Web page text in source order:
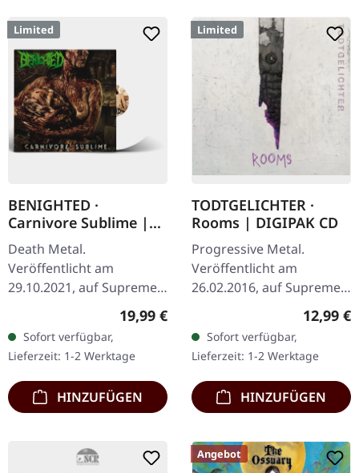
Limited
BENIGHTED ·
Carnivore Sublime |
WHITE LP
Death Metal.
Veröffentlicht am
29.10.2021, auf Supreme
Chaos Records. Weißes
Vinyl. Neuauflage als
hochwertiges Vinyl mit
Original Splatter…
Regulärer Preis:
19,99 €
Sofort verfügbar,
Lieferzeit: 1-2 Werktage
HINZUFÜGEN
Limited
TODTGELICHTER ·
Rooms | DIGIPAK CD
Progressive Metal.
Veröffentlicht am
26.02.2016, auf Supreme
Chaos Records. Limitierte
Hinreißender Avantgarde
Black Metal mit…
12,99 €
Sofort verfügbar,
Lieferzeit: 1-2 Werktage
HINZUFÜGEN
Angebot